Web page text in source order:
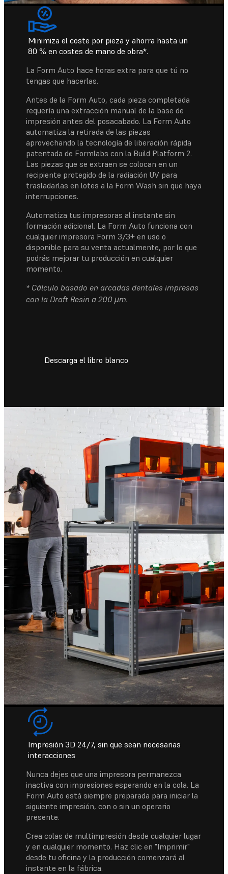
Minimiza el coste por pieza y ahorra hasta un
80 % en costes de mano de obra*.
La Form Auto hace horas extra para que tú no
tengas que hacerlas.
Antes de la Form Auto, cada pieza completada
requería una extracción manual de la base de
impresión antes del posacabado. La Form Auto
automatiza la retirada de las piezas
aprovechando la tecnología de liberación rápida
patentada de Formlabs con la Build Platform 2.
Las piezas que se extraen se colocan en un
recipiente protegido de la radiación UV para
trasladarlas en lotes a la Form Wash sin que haya
interrupciones.
Automatiza tus impresoras al instante sin
formación adicional. La Form Auto funciona con
cualquier impresora Form 3/3+ en uso o
disponible para su venta actualmente, por lo que
podrás mejorar tu producción en cualquier
momento.
* Cálculo basado en arcadas dentales impresas
con la Draft Resin a 200 µm.
Descarga el libro blanco
Impresión 3D 24/7, sin que sean necesarias
interacciones
Nunca dejes que una impresora permanezca
inactiva con impresiones esperando en la cola. La
Form Auto está siempre preparada para iniciar la
siguiente impresión, con o sin un operario
presente.
Crea colas de multimpresión desde cualquier lugar
y en cualquier momento. Haz clic en "Imprimir"
desde tu oficina y la producción comenzará al
instante en la fábrica.